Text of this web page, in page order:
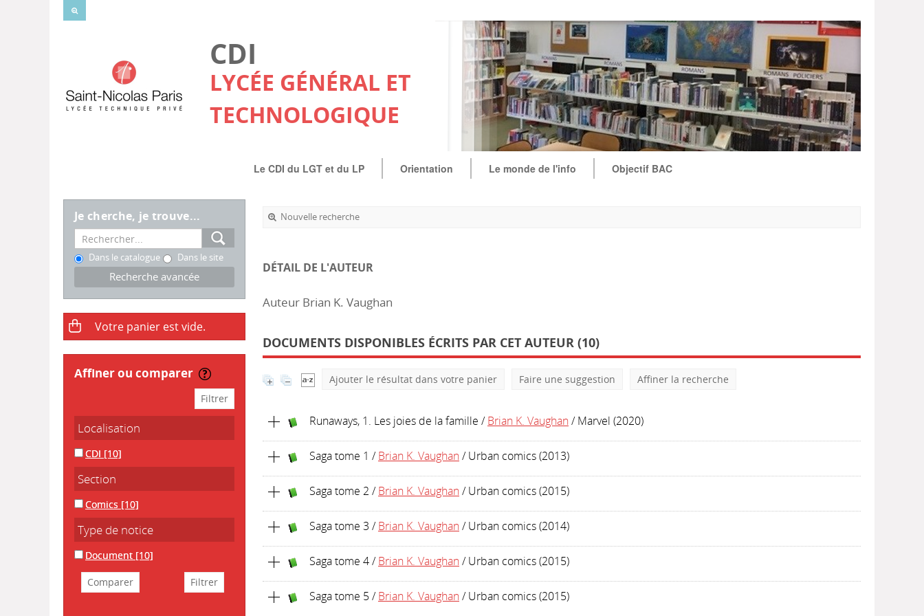
CDI
LYCÉE GÉNÉRAL ET
TECHNOLOGIQUE
Le CDI du LGT et du LP Orientation Le monde de l'info Objectif BAC
Je cherche, je trouve...
Dans le catalogue Dans le site
Recherche avancée
affiner ou comparer
Localisation
CDI [10]
Section
Comics [10]
Type de notice
Document [10]
Nouvelle recherche
DÉTAIL DE L'AUTEUR
Auteur Brian K. Vaughan
DOCUMENTS DISPONIBLES ÉCRITS PAR CET AUTEUR (10)
Ajouter le résultat dans votre panier Faire une suggestion Affiner la recherche
Runaways, 1. Les joies de la famille /Brian K. Vaughan / Marvel (2020)
Saga tome 1 /Brian K. Vaughan / Urban comics (2013)
Saga tome 2 /Brian K. Vaughan / Urban comics (2015)
Saga tome 3 /Brian K. Vaughan / Urban comics (2014)
Saga tome 4/Brian K. Vaughan / Urban comics (2015)
Saga tome 5/Brian K. Vaughan / Urban comics (2015)